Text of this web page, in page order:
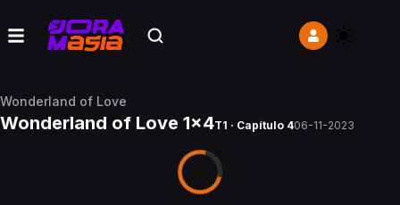
Wonderland of Love
Wonderland of Love 1x4T1 · Capítulo 406-11-2023